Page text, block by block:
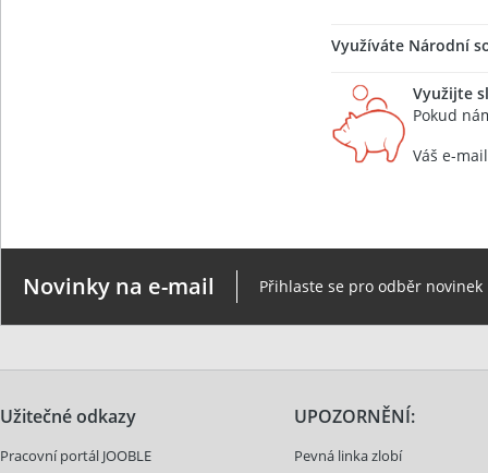
Využíváte Národní
Využijte
Pokud
Váš e-mail
Novinky na e-mail Přihlaste se pro odběr
Užitečné odkazy
Pracovní portál JOOBLE
UPOZORNĚNÍ:
Pevná linka zlobí